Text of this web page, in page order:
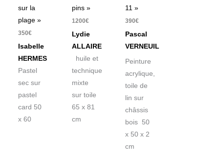
sur la
plage »
350€
Isabelle
HERMES
Pastel
sec sur
pastel
card 50
x 60
pins »
1200€
Lydie
ALLAIRE
huile et
technique
mixte
sur toile
65 x 81
cm
11 »
390€
Pascal
VERNEUIL
Peinture
acrylique,
toile de
lin sur
châssis
bois 50
x 50 x 2
cm